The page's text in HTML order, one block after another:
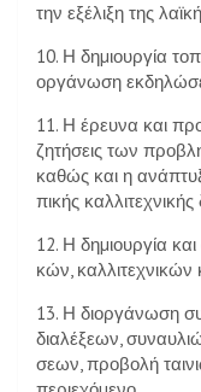
την εξέλιξη της
10. Η δηµιουργία
οργάνωση
11. Η έρευνα και
ζητήσεις των
καθώς και η
πικής καλλιτεχνικής
12. Η δηµιουργία
κών, καλλιτεχνικών
13. Η διοργάνωση
διαλέξεων,
σεων, προβολή